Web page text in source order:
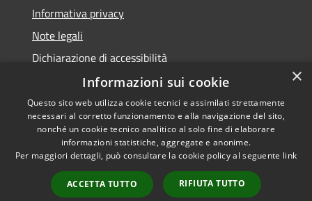
Informativa privacy
Note legali
Dichiarazione di accessibilità
Accessibilità
Privacy
Mappa del sito
Copyright © 2026 • Città di
Montecchio Maggiore •
Powered byMunicipium •
Accesso redazione
×
Informazioni sui cookie
Questo sito web utilizza cookie tecnici e assimilati strettamente
necessari al corretto funzionamento e alla navigazione del sito,
nonché un cookie tecnico analitico al solo fine di elaborare
informazioni statistiche, aggregate e anonime.
Per maggiori dettagli, può consultare la cookie policy al seguente link
ACCETTA TUTTO RIFIUTA TUTTO